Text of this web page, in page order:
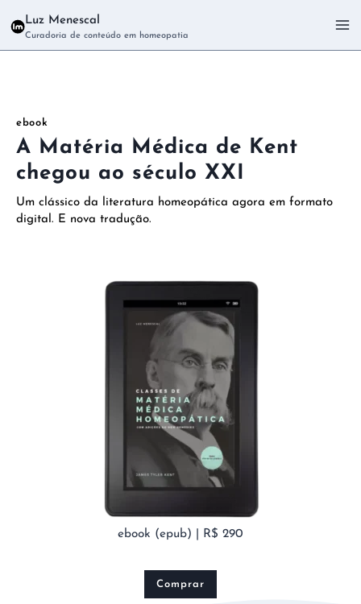
para
o
Luz Menescal
Curadoria de conteúdo em homeopatia
ebook
A Matéria Médica de Kent
chegou ao século XXI
Um clássico da literatura homeopática agora em formato
digital. E nova tradução.
ebook (epub) | R$ 290
Comprar